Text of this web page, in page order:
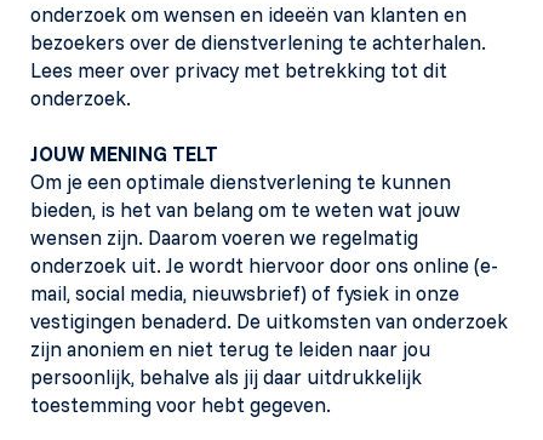
onderzoek om wensen en ideeën van klanten en
bezoekers over de dienstverlening te achterhalen.
Lees meer over privacy met betrekking tot dit
onderzoek.
JOUW MENING TELT
Om je een optimale dienstverlening te kunnen
bieden, is het van belang om te weten wat jouw
wensen zijn. Daarom voeren we regelmatig
onderzoek uit. Je wordt hiervoor door ons online (e-
mail, social media, nieuwsbrief) of fysiek in onze
vestigingen benaderd. De uitkomsten van onderzoek
zijn anoniem en niet terug te leiden naar jou
persoonlijk, behalve als jij daar uitdrukkelijk
toestemming voor hebt gegeven.